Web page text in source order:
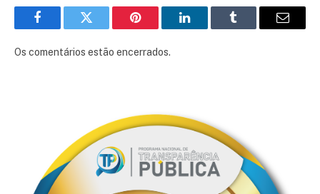
FacebookTwitter Pinterest LinkedInTumblr
E-
Os comentários estão encerrados.